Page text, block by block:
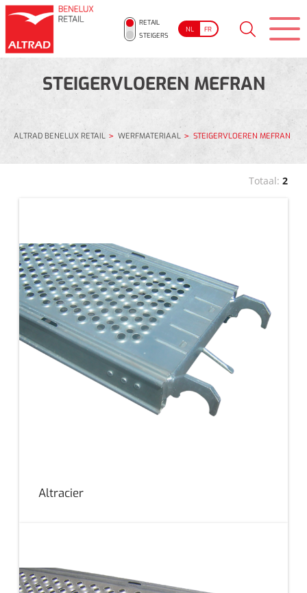
RETAIL
STEIGERS
NL FR
STEIGERVLOEREN MEFRAN
ALTRAD BENELUX RETAIL WERFMATERIAAL STEIGERVLOEREN MEFRAN
Totaal: 2
Altracier